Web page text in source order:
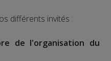
différents invités :
de l'organisation du